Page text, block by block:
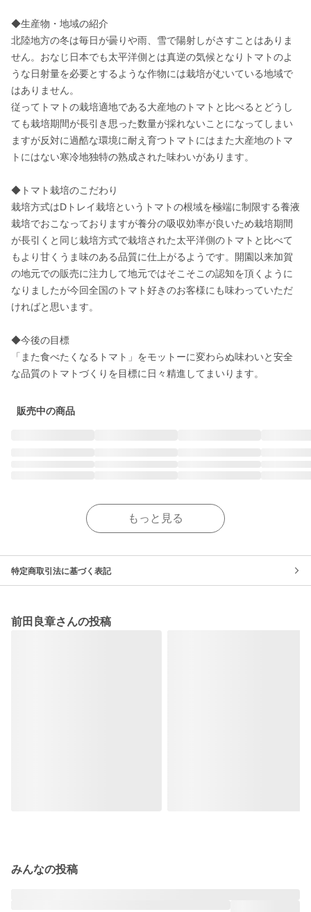
◆生産物・地域の紹介
北陸地方の冬は毎日が曇りや雨、雪で陽射しがさすことはありま
せん。おなじ日本でも太平洋側とは真逆の気候となりトマトのよ
うな日射量を必要とするような作物には栽培がむいている地域で
はありません。
従ってトマトの栽培適地である大産地のトマトと比べるとどうし
ても栽培期間が長引き思った数量が採れないことになってしまい
ますが反対に過酷な環境に耐え育つトマトにはまた大産地のトマ
トにはない寒冷地独特の熟成された味わいがあります。
◆トマト栽培のこだわり
栽培方式はDトレイ栽培というトマトの根域を極端に制限する養液
栽培でおこなっておりますが養分の吸収効率が良いため栽培期間
が長引くと同じ栽培方式で栽培された太平洋側のトマトと比べて
もより甘くうま味のある品質に仕上がるようです。開園以来加賀
の地元での販売に注力して地元ではそこそこの認知を頂くように
なりましたが今回全国のトマト好きのお客様にも味わっていただ
ければと思います。
◆今後の目標
「また食べたくなるトマト」をモットーに変わらぬ味わいと安全
な品質のトマトづくりを目標に日々精進してまいります。
販売中の商品
もっと見る
特定商取引法に基づく表記
前田良章さんの投稿
みんなの投稿